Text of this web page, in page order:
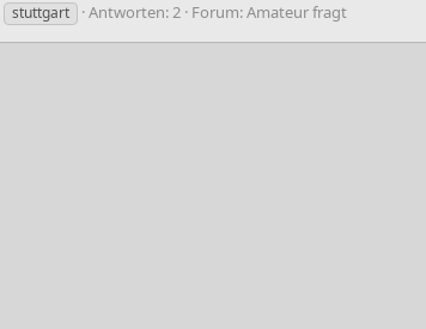
stuttgart Antworten: 2 Forum:Amateur fragt